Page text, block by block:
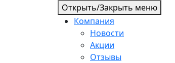
Открыть/Закрыть меню
Компания
Новости
Акции
Отзывы